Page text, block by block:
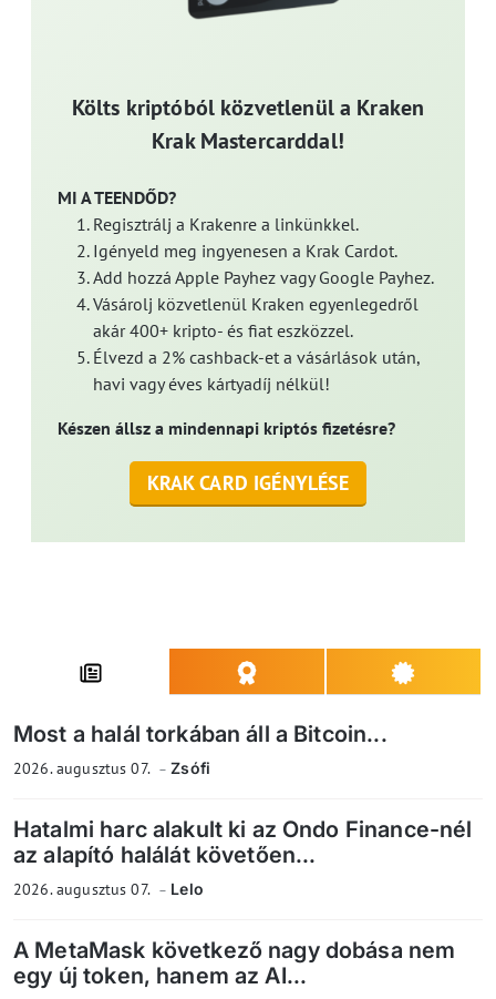
Költs kriptóból közvetlenül a Kraken
Krak Mastercarddal!
MI A TEENDŐD?
Regisztrálj a Krakenre a linkünkkel.
Igényeld meg ingyenesen a Krak Cardot.
Add hozzá Apple Payhez vagy Google Payhez.
Vásárolj közvetlenül Kraken egyenlegedről
akár 400+ kripto- és fiat eszközzel.
Élvezd a 2% cashback-et a vásárlások után,
havi vagy éves kártyadíj nélkül!
Készen állsz a mindennapi kriptós fizetésre?
KRAK CARD IGÉNYLÉSE
Most a halál torkában áll a Bitcoin...
2026. augusztus 07. Zsófi
Hatalmi harc alakult ki az Ondo Finance-nél
az alapító halálát követően...
2026. augusztus 07. Lelo
A MetaMask következő nagy dobása nem
egy új token, hanem az AI...